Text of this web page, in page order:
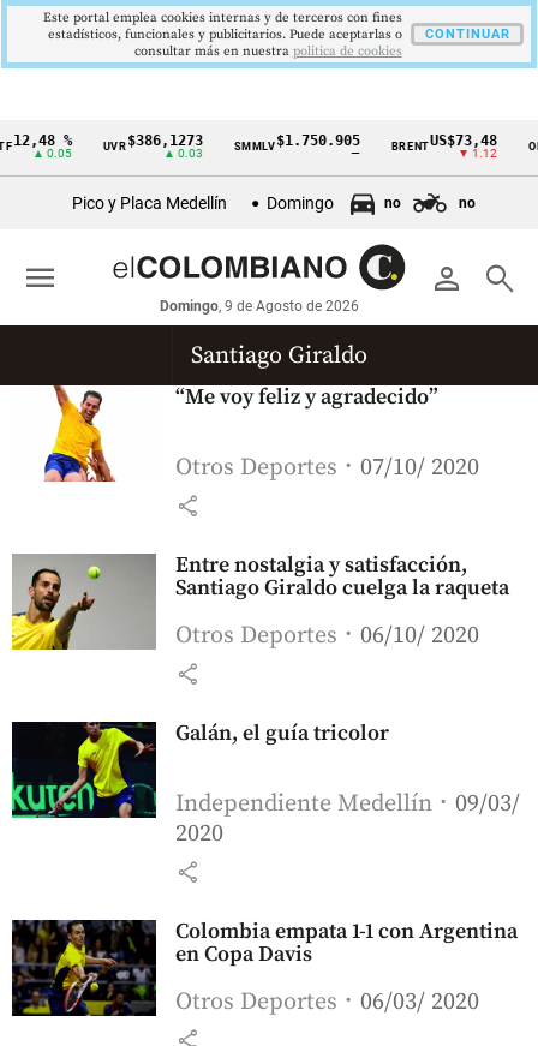
Cintillo
económicos
Colombia
12,48 %
▲ 0.05
UVR$386,1273
▲ 0.03
SMMLV $1.750.905 BRENTUS$73,48
▼ 1.12
Pico y Placa Medellín Domingo no no
person search
Domingo, 9 de Agosto de 2026
menu
Santiago Giraldo
“Me voy feliz y agradecido”
Otros Deportes 07/10/ 2020
share
Entre nostalgia y satisfacción,
Santiago Giraldo cuelga la raqueta
Otros Deportes 06/10/ 2020
share
Galán, el guía tricolor
Independiente Medellín
09/03/
2020
share
Colombia empata 1-1 con Argentina
en Copa Davis
Otros Deportes 06/03/ 2020
share
Este portal emplea cookies internas y de terceros con fines
estadísticos, funcionales y publicitarios. Puede aceptarlas o
consultar más en nuestra politica de cookies
CONTINUAR